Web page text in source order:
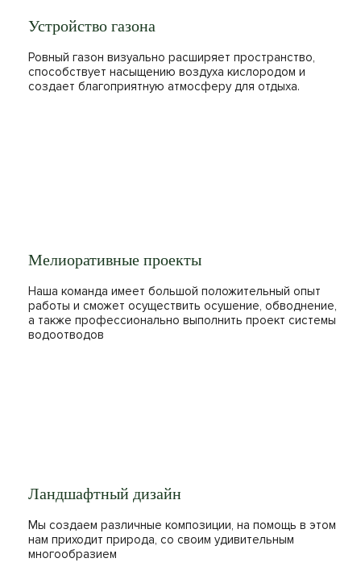
Устройство газона
Ровный газон визуально расширяет пространство,
способствует насыщению воздуха кислородом и
создает благоприятную атмосферу для отдыха.
Мелиоративные проекты
Наша команда имеет большой положительный опыт
работы и сможет осуществить осушение, обводнение,
а также профессионально выполнить проект системы
водоотводов
Ландшафтный дизайн
Мы создаем различные композиции, на помощь в этом
нам приходит природа, со своим удивительным
многообразием